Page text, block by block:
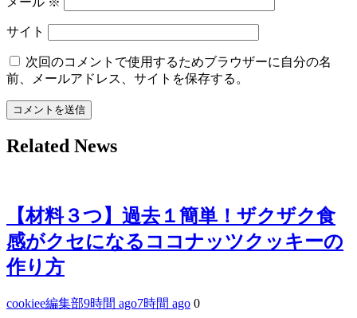
サイト
次回のコメントで使用するためブラウザーに自分の名
前、メールアドレス、サイトを保存する。
Related News
【材料３つ】過去１簡単！ザクザク食
感がクセになるココナッツクッキーの
作り方
cookiee編集部9時間 ago7時間 ago 0